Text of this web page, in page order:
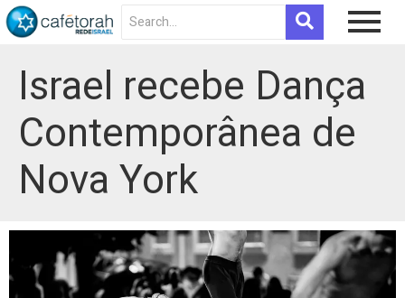
Israel recebe Dança
Contemporânea de
Nova York